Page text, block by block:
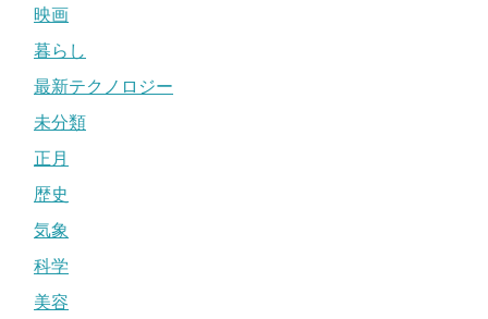
映画
暮らし
最新テクノロジー
未分類
正月
歴史
気象
科学
美容